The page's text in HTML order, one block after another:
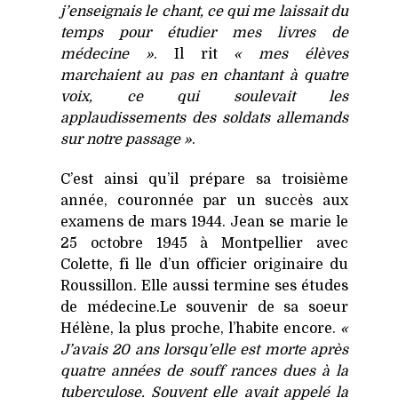
j’enseignais le chant, ce qui me laissait du
temps pour étudier mes livres de
médecine ». Il rit « mes élèves
marchaient au pas en chantant à quatre
voix, ce qui soulevait les
applaudissements des soldats allemands
sur notre passage ».
C’est ainsi qu’il prépare sa troisième
année, couronnée par un succès aux
examens de mars 1944. Jean se marie le
25 octobre 1945 à Montpellier avec
Colette, fi lle d’un officier originaire du
Roussillon. Elle aussi termine ses études
de médecine.Le souvenir de sa soeur
Hélène, la plus proche, l’habite encore. «
J’avais 20 ans lorsqu’elle est morte après
quatre années de souff rances dues à la
tuberculose. Souvent elle avait appelé la